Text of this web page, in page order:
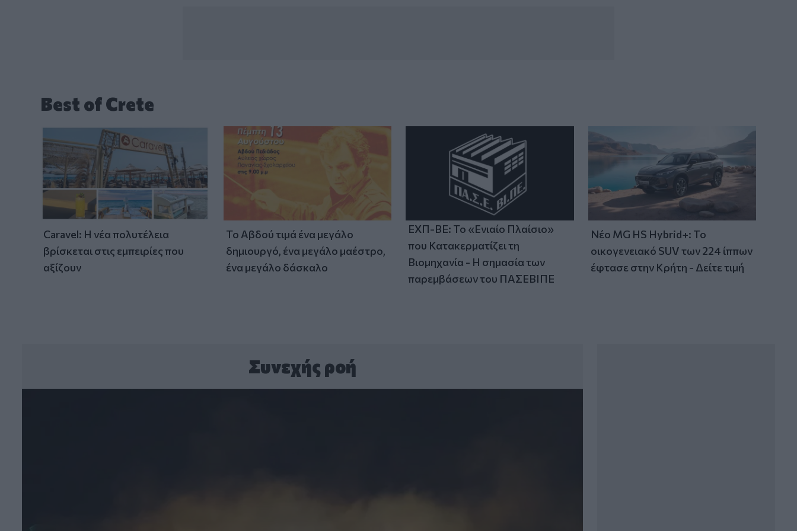
Best of Crete
Caravel: Η νέα πολυτέλεια
βρίσκεται στις εμπειρίες που
αξίζουν
Το Αβδού τιμά ένα μεγάλο
δημιουργό, ένα μεγάλο μαέστρο,
ένα μεγάλο δάσκαλο
ΕΧΠ-ΒΕ: Το «Ενιαίο Πλαίσιο»
που Κατακερματίζει τη
Βιομηχανία - Η σημασία των
παρεμβάσεων του ΠΑΣΕΒΙΠΕ
Νέο MG HS Hybrid+: Το
οικογενειακό SUV των 224 ίππων
έφτασε στην Κρήτη - Δείτε τιμή
Συνεχής ροή